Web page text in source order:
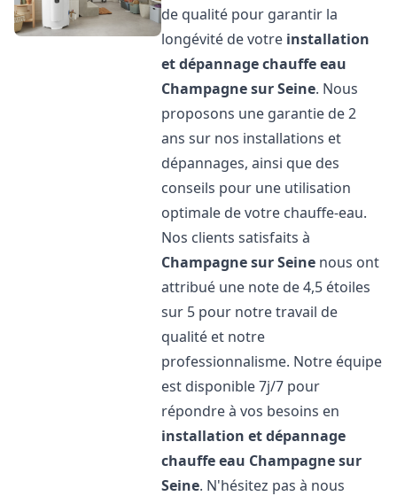
de qualité pour garantir la
longévité de votre installation
et dépannage chauffe eau
Champagne sur Seine. Nous
proposons une garantie de 2
ans sur nos installations et
dépannages, ainsi que des
conseils pour une utilisation
optimale de votre chauffe-eau.
Nos clients satisfaits à
Champagne sur Seine nous ont
attribué une note de 4,5 étoiles
sur 5 pour notre travail de
qualité et notre
professionnalisme. Notre équipe
est disponible 7j/7 pour
répondre à vos besoins en
installation et dépannage
chauffe eau Champagne sur
Seine. N'hésitez pas à nous